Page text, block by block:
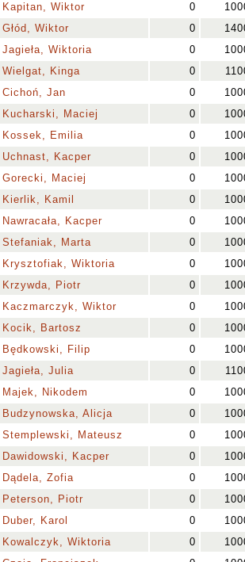
Kapitan, Wiktor 0
Głód, Wiktor 0
Jagieła, Wiktoria 0
Wielgat, Kinga 0
Cichoń, Jan 0
Kucharski, Maciej 0
Kossek, Emilia 0
Uchnast, Kacper 0
Gorecki, Maciej 0
Kierlik, Kamil 0
Nawracała, Kacper 0
Stefaniak, Marta 0
Krysztofiak, Wiktoria 0
Krzywda, Piotr 0
Kaczmarczyk, Wiktor 0
Kocik, Bartosz 0
Będkowski, Filip 0
Jagieła, Julia 0
Majek, Nikodem 0
Budzynowska, Alicja 0
Stemplewski, Mateusz 0
Dawidowski, Kacper 0
Dądela, Zofia 0
Peterson, Piotr 0
Duber, Karol 0
Kowalczyk, Wiktoria 0